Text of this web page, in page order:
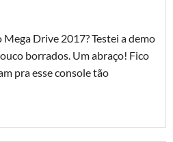
Drive 2017? Testei a demo
borrados. Um abraço! Fico
pra esse console tão